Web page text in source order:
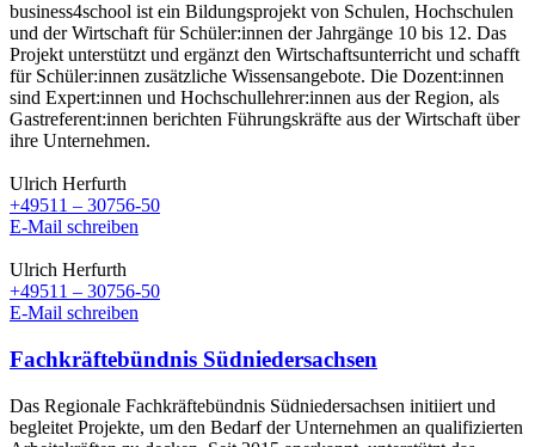
business4school ist ein Bildungsprojekt von Schulen, Hochschulen
und der Wirtschaft für Schüler:innen der Jahrgänge 10 bis 12. Das
Projekt unterstützt und ergänzt den Wirtschaftsunterricht und schafft
für Schüler:innen zusätzliche Wissensangebote. Die Dozent:innen
sind Expert:innen und Hochschullehrer:innen aus der Region, als
Gastreferent:innen berichten Führungskräfte aus der Wirtschaft über
ihre Unternehmen.
Ulrich Herfurth
+49511 – 30756-50
E-Mail schreiben
Ulrich Herfurth
+49511 – 30756-50
E-Mail schreiben
Fachkräftebündnis Südniedersachsen
Das Regionale Fachkräftebündnis Südniedersachsen initiiert und
begleitet Projekte, um den Bedarf der Unternehmen an qualifizierten